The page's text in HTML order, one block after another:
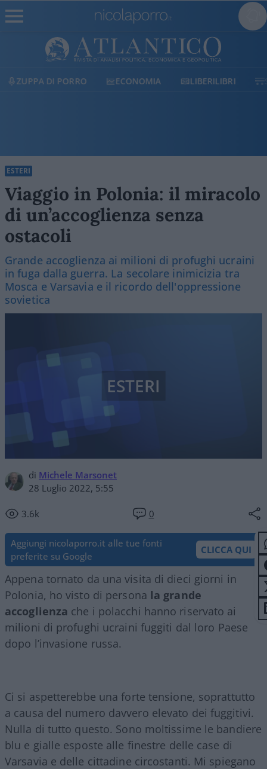
ECONOMIA LIBERILIBRI SHOP SOSTIENICI
ESTERI
Viaggio in Polonia: il miracolo
di un’accoglienza senza
ostacoli
Grande accoglienza ai milioni di profughi ucraini
in fuga dalla guerra. La secolare inimicizia tra
Mosca e Varsavia e il ricordo dell'oppressione
sovietica
di Michele Marsonet
28 Luglio 2022, 5:55
3.6k 0
ESTERI
Aggiungi nicolaporro.it alle tue fonti
preferite su Google
CLICCA QUI
Appena tornato da una visita di dieci giorni in
Polonia, ho visto di persona la grande
accoglienza che i polacchi hanno riservato ai
milioni di profughi ucraini fuggiti dal loro Paese
dopo l’invasione russa.
Ci si aspetterebbe una forte tensione, soprattutto
a causa del numero davvero elevato dei fuggitivi.
Nulla di tutto questo. Sono moltissime le bandiere
blu e gialle esposte alle finestre delle case di
Varsavia e delle cittadine circostanti. Mi spiegano